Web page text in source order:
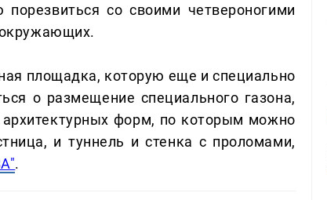
со своими четвероногими
окружающих.
площадка, которую еще и специально
о размещение специального газона,
форм, по которым можно
и туннель и стенка с проломами,
.